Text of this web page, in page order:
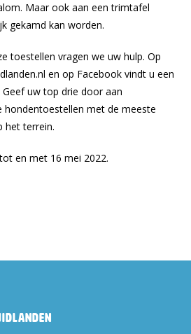
Maar ook aan een trimtafel
gekamd kan worden.
toestellen vragen we uw hulp. Op
en op Facebook vindt u een
uw top drie door aan
hondentoestellen met de meeste
het terrein.
en met 16 mei 2022.